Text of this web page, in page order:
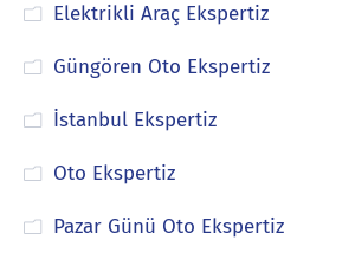
Elektrikli Araç Ekspertiz
Güngören Oto Ekspertiz
İstanbul Ekspertiz
Oto Ekspertiz
Pazar Günü Oto Ekspertiz